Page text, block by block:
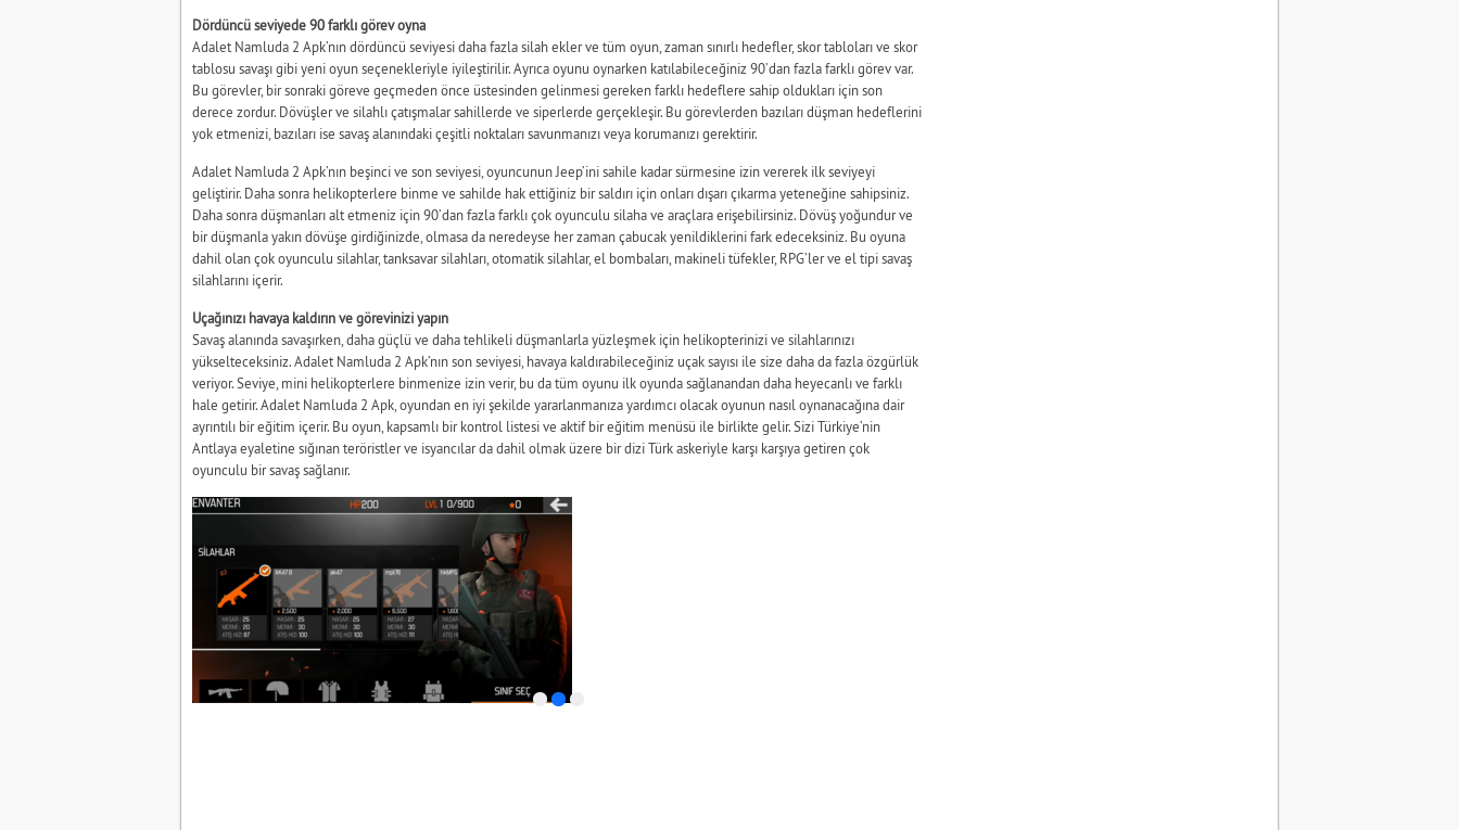
Dördüncü seviyede 90 farklı görev oyna
Adalet Namluda 2 Apk’nın dördüncü seviyesi daha fazla silah ekler ve tüm oyun, zaman sınırlı hedefler, skor tabloları ve skor
tablosu savaşı gibi yeni oyun seçenekleriyle iyileştirilir. Ayrıca oyunu oynarken katılabileceğiniz 90’dan fazla farklı görev var.
Bu görevler, bir sonraki göreve geçmeden önce üstesinden gelinmesi gereken farklı hedeflere sahip oldukları için son
derece zordur. Dövüşler ve silahlı çatışmalar sahillerde ve siperlerde gerçekleşir. Bu görevlerden bazıları düşman hedeflerini
yok etmenizi, bazıları ise savaş alanındaki çeşitli noktaları savunmanızı veya korumanızı gerektirir.
Adalet Namluda 2 Apk’nın beşinci ve son seviyesi, oyuncunun Jeep’ini sahile kadar sürmesine izin vererek ilk seviyeyi
geliştirir. Daha sonra helikopterlere binme ve sahilde hak ettiğiniz bir saldırı için onları dışarı çıkarma yeteneğine sahipsiniz.
Daha sonra düşmanları alt etmeniz için 90’dan fazla farklı çok oyunculu silaha ve araçlara erişebilirsiniz. Dövüş yoğundur ve
bir düşmanla yakın dövüşe girdiğinizde, olmasa da neredeyse her zaman çabucak yenildiklerini fark edeceksiniz. Bu oyuna
dahil olan çok oyunculu silahlar, tanksavar silahları, otomatik silahlar, el bombaları, makineli tüfekler, RPG’ler ve el tipi savaş
silahlarını içerir.
Uçağınızı havaya kaldırın ve görevinizi yapın
Savaş alanında savaşırken, daha güçlü ve daha tehlikeli düşmanlarla yüzleşmek için helikopterinizi ve silahlarınızı
yükselteceksiniz. Adalet Namluda 2 Apk’nın son seviyesi, havaya kaldırabileceğiniz uçak sayısı ile size daha da fazla özgürlük
veriyor. Seviye, mini helikopterlere binmenize izin verir, bu da tüm oyunu ilk oyunda sağlanandan daha heyecanlı ve farklı
hale getirir. Adalet Namluda 2 Apk, oyundan en iyi şekilde yararlanmanıza yardımcı olacak oyunun nasıl oynanacağına dair
ayrıntılı bir eğitim içerir. Bu oyun, kapsamlı bir kontrol listesi ve aktif bir eğitim menüsü ile birlikte gelir. Sizi Türkiye’nin
Antlaya eyaletine sığınan teröristler ve isyancılar da dahil olmak üzere bir dizi Türk askeriyle karşı karşıya getiren çok
oyunculu bir savaş sağlanır.